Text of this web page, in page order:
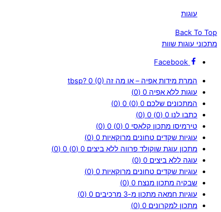
‏עוגות‏
Back To Top
מתכוני עוגות שוות
Facebook
המרת מידות אפיה – או מה זה tbsp? 0 (0)
עוגות ללא אפיה 0 (0)
המתכונים שלכם 0 (0)
0 (0)
כתבו לנו 0 (0)
0 (0)
טירמיסו מתכון קלאסי 0 (0)
0 (0)
עוגיות שקדים טחונים מרוקאיות 0 (0)
מתכון עוגת שוקולד פרווה ללא ביצים 0 (0)
0 (0)
עוגה ללא ביצים 0 (0)
עוגיות שקדים טחונים מרוקאיות 0 (0)
שבקיה מתכון מנצח 0 (0)
עוגיות חמאה מתכון מ-3 מרכיבים
0 (0)
מתכון למקרונים 0 (0)